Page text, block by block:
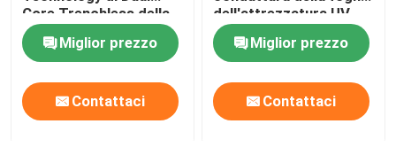
Imballatore del tubo
Acqua Jet Cleaning Nozzle
Core Trenchless della
luce della cura
dell'attrezzatura di
CIPP
Miglior prezzo
Contattaci
dell'attrezzatura UV
ultravioletta di CIPP
Miglior prezzo
Contattaci